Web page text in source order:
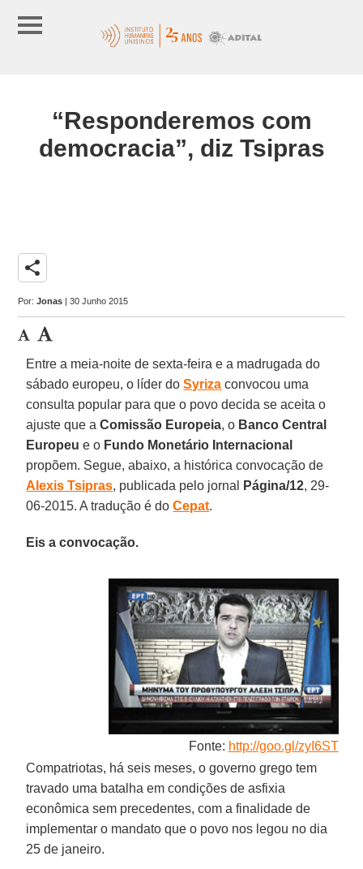
“Responderemos com
democracia”, diz Tsipras
share
Por:Jonas | 30 Junho 2015
Entre a meia-noite de sexta-feira e a madrugada do
sábado europeu, o líder doSyriza convocou uma
consulta popular para que o povo decida se aceita o
ajuste que aComissão Europeia, o Banco Central
Europeu e o Fundo Monetário Internacional
propõem. Segue, abaixo, a histórica convocação de
Alexis Tsipras, publicada pelo jornal Página/12, 29-
06-2015. A tradução é doCepat.
Eis a convocação.
Fonte: http://goo.gl/zyI6ST
Compatriotas, há seis meses, o governo grego tem
travado uma batalha em condições de asfixia
econômica sem precedentes, com a finalidade de
implementar o mandato que o povo nos legou no dia
25 de janeiro.